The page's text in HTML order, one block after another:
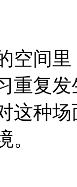
空间
重复
这种
。